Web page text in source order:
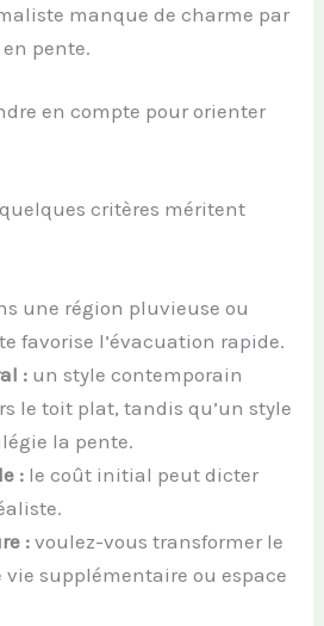
manque de charme par
pente.
en compte pour orienter
critères méritent
une région pluvieuse ou
favorise l’évacuation rapide.
: un style contemporain
le toit plat, tandis qu’un style
la pente.
: le coût initial peut dicter
: voulez-vous transformer le
vie supplémentaire ou espace